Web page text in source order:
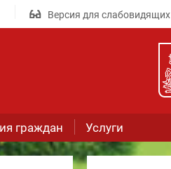
Версия для слабовидящих
граждан Услуги